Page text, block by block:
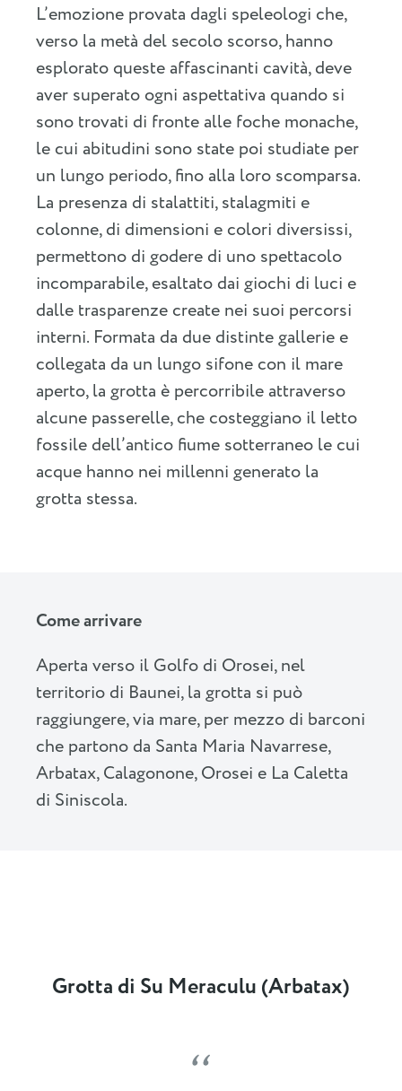
L’emozione provata dagli speleologi che,
verso la metà del secolo scorso, hanno
esplorato queste affascinanti cavità, deve
aver superato ogni aspettativa quando si
sono trovati di fronte alle foche monache,
le cui abitudini sono state poi studiate per
un lungo periodo, fino alla loro scomparsa.
La presenza di stalattiti, stalagmiti e
colonne, di dimensioni e colori diversissi,
permettono di godere di uno spettacolo
incomparabile, esaltato dai giochi di luci e
dalle trasparenze create nei suoi percorsi
interni. Formata da due distinte gallerie e
collegata da un lungo sifone con il mare
aperto, la grotta è percorribile attraverso
alcune passerelle, che costeggiano il letto
fossile dell’antico fiume sotterraneo le cui
acque hanno nei millenni generato la
grotta stessa.
Come arrivare
Aperta verso il Golfo di Orosei, nel
territorio di Baunei, la grotta si può
raggiungere, via mare, per mezzo di barconi
che partono da Santa Maria Navarrese,
Arbatax, Calagonone, Orosei e La Caletta
di Siniscola.
Grotta di Su Meraculu (Arbatax)